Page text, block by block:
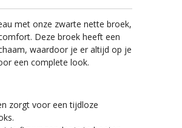
met onze zwarte nette broek,
Deze broek heeft een
waardoor je er altijd op je
een complete look.
zorgt voor een tijdloze